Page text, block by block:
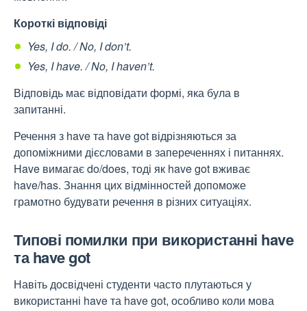
Короткі відповіді
Yes, I do. / No, I don’t.
Yes, I have. / No, I haven’t.
Відповідь має відповідати формі, яка була в
запитанні.
Речення з have та have got відрізняються за
допоміжними дієсловами в запереченнях і питаннях.
Have вимагає do/does, тоді як have got вживає
have/has. Знання цих відмінностей допоможе
грамотно будувати речення в різних ситуаціях.
Типові помилки при використанні have
та have got
Навіть досвідчені студенти часто плутаються у
використанні have та have got, особливо коли мова